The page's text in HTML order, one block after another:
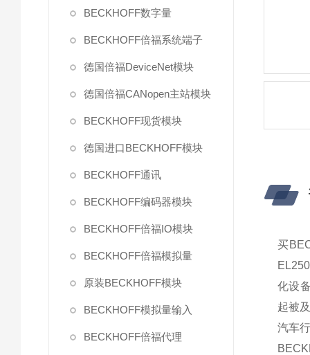
BECKHOFF数字量
BECKHOFF倍福系统端子
德国倍福DeviceNet模块
德国倍福CANopen主站模块
BECKHOFF现货模块
德国进口BECKHOFF模块
BECKHOFF通讯
BECKHOFF编码器模块
BECKHOFF倍福IO模块
BECKHOFF倍福模拟量
原装BECKHOFF模块
BECKHOFF模拟量输入
BECKHOFF倍福代理
买
化设
起被
汽车